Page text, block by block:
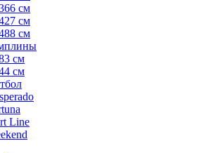
см
см
см
см
см
Line